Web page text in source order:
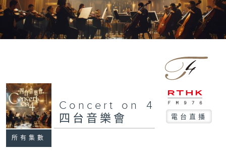
所有集數
Concert on 4
四台音樂會
電台直播